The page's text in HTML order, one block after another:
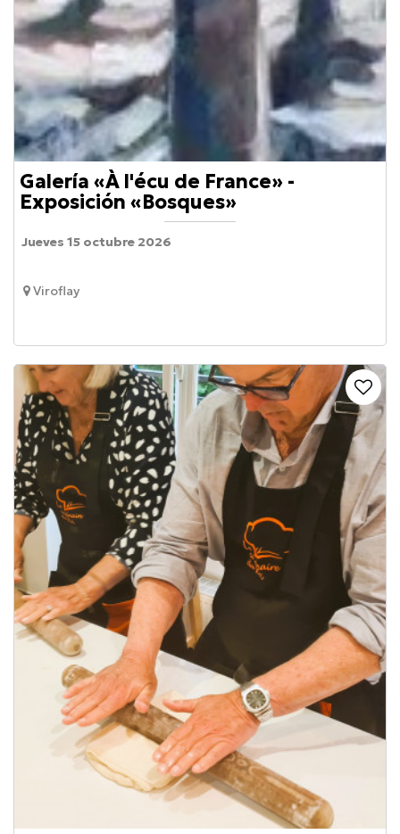
Galería «À l'écu de France» -
Exposición «Bosques»
Viroflay
Jueves 15 octubre 2026